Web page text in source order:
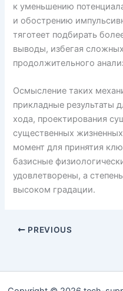
к уменьшению
и обострению
тяготеет подбирать
выводы, избегая
продолжительного
Осмысление таких
прикладные результаты
хода, проектирования
существенных
момент для принятия
базисные
удовлетворены, а
высоком градации.
PREVIOUS